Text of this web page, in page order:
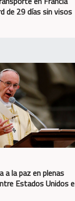
de 29 días sin visos
a la paz en plenas
Estados Unidos e